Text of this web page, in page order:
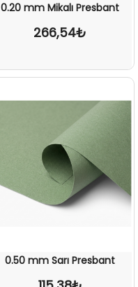
0.20 mm Mikalı Presbant
266,54₺
0.50 mm Sarı Presbant